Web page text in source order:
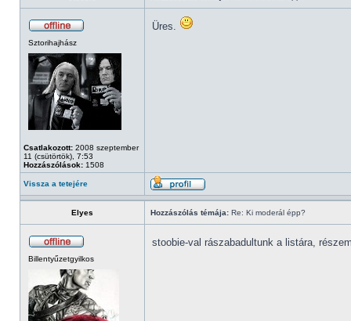
Sztorihajhász
Csatlakozott: 2008 szeptember
11 (csütörtök), 7:53
Hozzászólások: 1508
Üres.
Vissza a tetejére
Elyes Hozzászólás témája: Re: Ki moderál épp?
Billentyűzetgyilkos
stoobie-val rászabadultunk a listára,